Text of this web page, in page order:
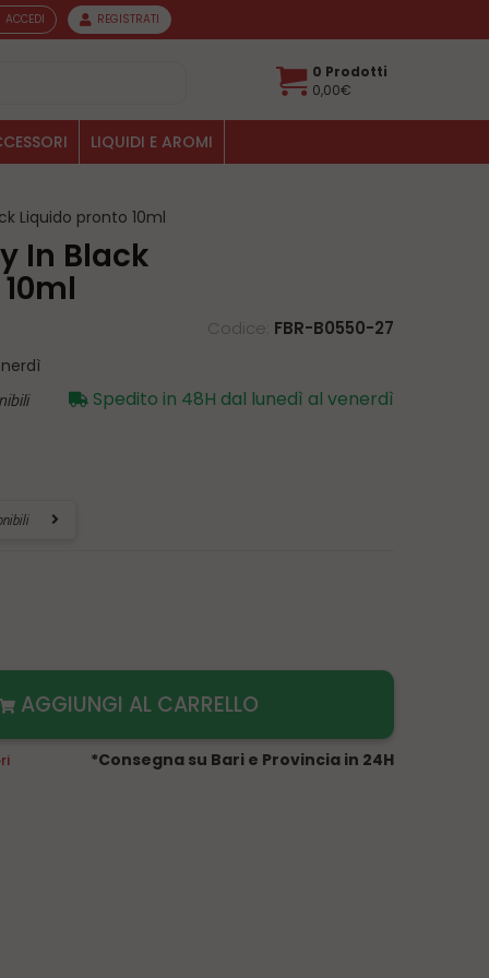
ACCEDI REGISTRATI
0 Prodotti
0,00€
LIQUIDI E AROMI
Liquido pronto 10ml
Codice: FBR-B0550-27
Spedito in 48H dal lunedì al venerdì
AGGIUNGI AL CARRELLO
*Consegna su Bari e Provincia in 24H